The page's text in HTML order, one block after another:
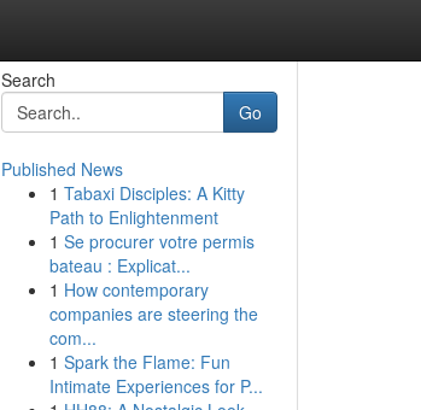
Search
Go
Published News
1 Tabaxi Disciples: A Kitty
Path to Enlightenment
1 Se procurer votre permis
bateau : Explicat...
1 How contemporary
companies are steering the
com...
1 Spark the Flame: Fun
Intimate Experiences for P...